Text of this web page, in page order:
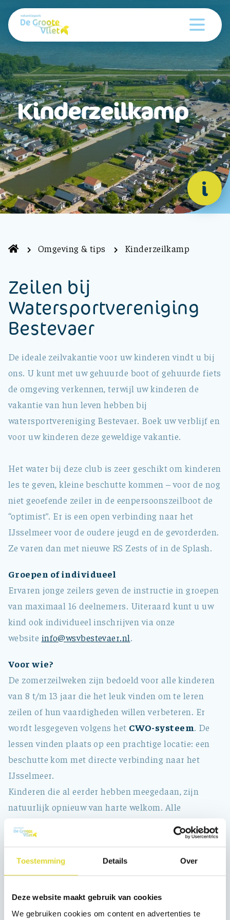
Toestemming Details Over
Deze website maakt gebruik van cookies
We gebruiken cookies om content en advertenties te
Kinderzeilkamp
i
Omgeving & tips Kinderzeilkamp
Zeilen bij
Watersportvereniging
Bestevaer
De ideale zeilvakantie voor uw kinderen vindt u bij
ons. U kunt met uw gehuurde boot of gehuurde fiets
de omgeving verkennen, terwijl uw kinderen de
vakantie van hun leven hebben bij
watersportvereniging Bestevaer. Boek uw verblijf en
voor uw kinderen deze geweldige vakantie.
Het water bij deze club is zeer geschikt om kinderen
les te geven, kleine beschutte kommen – voor de nog
niet geoefende zeiler in de eenpersoonszeilboot de
“optimist”. Er is een open verbinding naar het
IJsselmeer voor de oudere jeugd en de gevorderden.
Ze varen dan met nieuwe RS Zests of in de Splash.
Groepen of individueel
Ervaren jonge zeilers geven de instructie in groepen
van maximaal 16 deelnemers. Uiteraard kunt u uw
kind ook individueel inschrijven via onze
website info@wsvbestevaer.nl.
Voor wie?
De zomerzeilweken zijn bedoeld voor alle kinderen
van 8 t/m 13 jaar die het leuk vinden om te leren
zeilen of hun vaardigheden willen verbeteren. Er
wordt lesgegeven volgens het CWO-systeem. De
lessen vinden plaats op een prachtige locatie: een
beschutte kom met directe verbinding naar het
IJsselmeer.
Kinderen die al eerder hebben meegedaan, zijn
natuurlijk opnieuw van harte welkom. Alle
vorderingsstaat.
Wanneer?
09.00 tot 13.00 uur.
Locatie:Vooroever 14a, 1671 SG Medemblik